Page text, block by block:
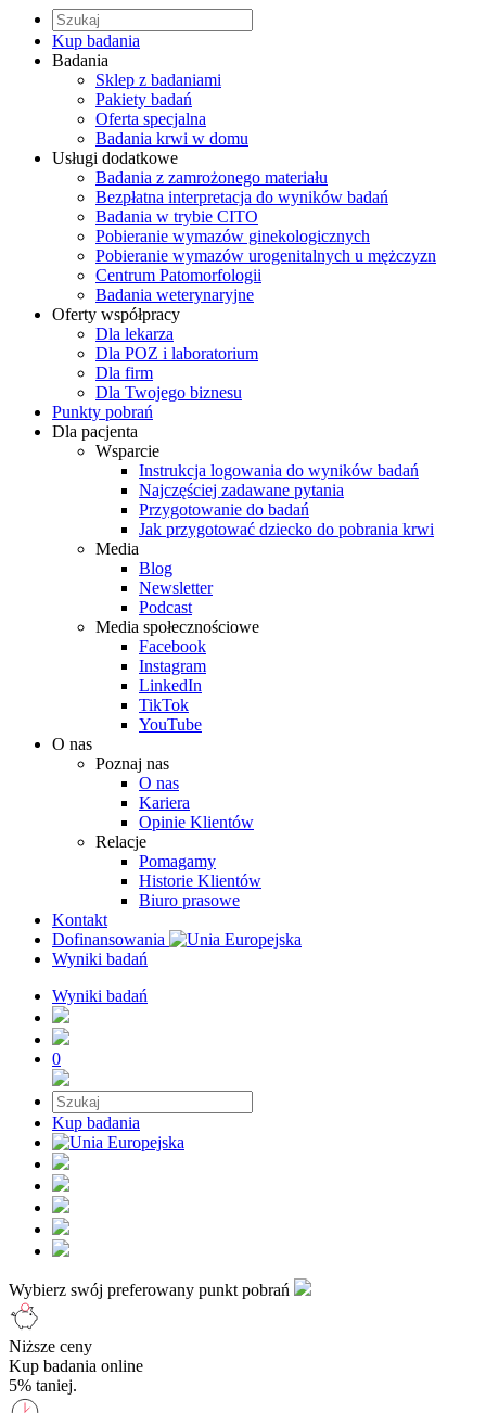
Kup badania
Badania
Sklep z badaniami
Pakiety badań
Oferta specjalna
Badania krwi w domu
Usługi dodatkowe
Badania z zamrożonego materiału
Bezpłatna interpretacja do wyników badań
Badania w trybie CITO
Pobieranie wymazów ginekologicznych
Pobieranie wymazów urogenitalnych u mężczyzn
Centrum Patomorfologii
Badania weterynaryjne
Oferty współpracy
Dla lekarza
Dla POZ i laboratorium
Dla firm
Dla Twojego biznesu
Punkty pobrań
Dla pacjenta
Wsparcie
Instrukcja logowania do wyników badań
Najczęściej zadawane pytania
Przygotowanie do badań
Jak przygotować dziecko do pobrania krwi
Media
Blog
Newsletter
Podcast
Media społecznościowe
Facebook
Instagram
LinkedIn
TikTok
YouTube
O nas
Poznaj nas
O nas
Kariera
Opinie Klientów
Relacje
Pomagamy
Historie Klientów
Biuro prasowe
Kontakt
Dofinansowania
Wyniki badań
Wyniki badań
0
Kup badania
Wybierz swój preferowany punkt pobrań
Niższe ceny
Kup badania online
5% taniej.